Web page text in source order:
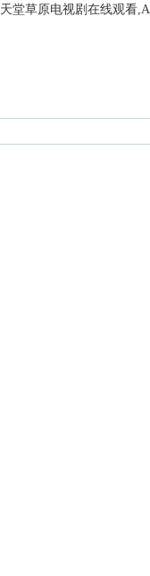
天堂草原电视剧在线观看